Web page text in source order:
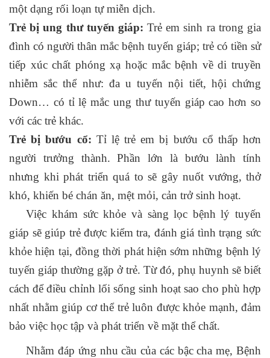
một dạng rối loạn tự miễn dịch.
Trẻ bị ung thư tuyến giáp: Trẻ em sinh ra trong gia
đình có người thân mắc bệnh tuyến giáp; trẻ có tiền sử
tiếp xúc chất phóng xạ hoặc mắc bệnh về di truyền
nhiễm sắc thể như: đa u tuyến nội tiết, hội chứng
Down… có tỉ lệ mắc ung thư tuyến giáp cao hơn so
với các trẻ khác.
Trẻ bị bướu cổ: Tỉ lệ trẻ em bị bướu cổ thấp hơn
người trưởng thành. Phần lớn là bướu lành tính
nhưng khi phát triển quá to sẽ gây nuốt vướng, thở
khó, khiến bé chán ăn, mệt mỏi, cản trở sinh hoạt.
Việc khám sức khỏe và sàng lọc bệnh lý tuyến
giáp sẽ giúp trẻ được kiểm tra, đánh giá tình trạng sức
khỏe hiện tại, đồng thời phát hiện sớm những bệnh lý
tuyến giáp thường gặp ở trẻ. Từ đó, phụ huynh sẽ biết
cách để điều chỉnh lối sống sinh hoạt sao cho phù hợp
nhất nhằm giúp cơ thể trẻ luôn được khỏe mạnh, đảm
bảo việc học tập và phát triển về mặt thể chất.
Nhằm đáp ứng nhu cầu của các bậc cha mẹ, Bệnh